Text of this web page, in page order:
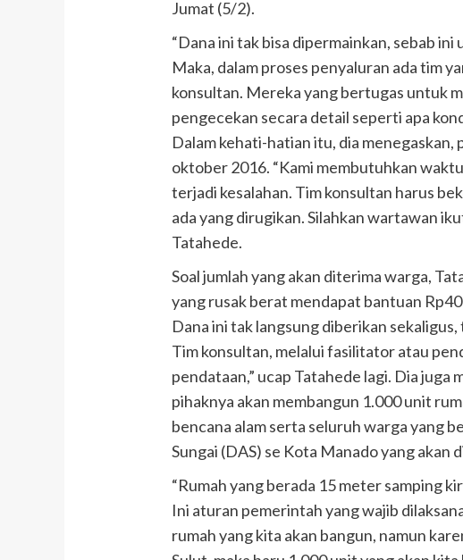
Jumat (5/2).
“Dana ini tak bisa dipermainkan, sebab
Maka, dalam proses penyaluran ada tim
konsultan. Mereka yang bertugas untuk
pengecekan secara detail seperti apa
Dalam kehati-hatian itu, dia
oktober 2016. “Kami membutuhkan
terjadi kesalahan. Tim konsultan harus
ada yang dirugikan. Silahkan wartawan
Tatahede.
Soal jumlah yang akan diterima warga,
yang rusak berat mendapat bantuan
Dana ini tak langsung diberikan
Tim konsultan, melalui fasilitator atau
pendataan,” ucap Tatahede lagi. Dia juga
pihaknya akan membangun 1.000 unit
bencana alam serta seluruh warga yang
Sungai (DAS) se Kota Manado yang akan
“Rumah yang berada 15 meter samping
Ini aturan pemerintah yang wajib
rumah yang kita akan bangun, namun